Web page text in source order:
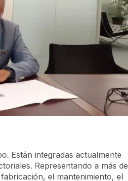
Están integradas actualmente
Representando a más de
el mantenimiento, el